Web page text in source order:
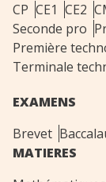
CP CE1 CE2
Seconde pro
Première
Terminale
EXAMENS
Brevet
MATIERES